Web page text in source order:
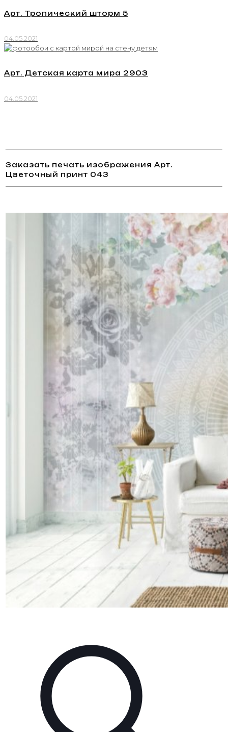
Арт. Тропический шторм 5
04.05.2021
Арт. Детская карта мира 2903
04.05.2021
Заказать печать изображения Арт.
Цветочный принт 043